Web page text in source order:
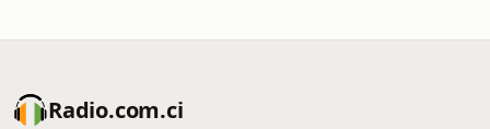
Radio.com.ci